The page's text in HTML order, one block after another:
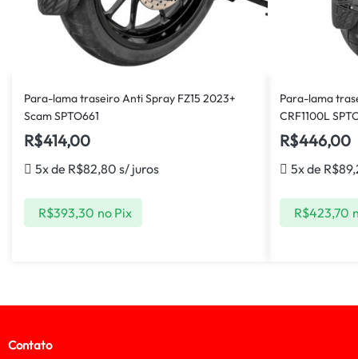
Para-lama traseiro Anti Spray FZ15 2023+
Scam SPTO661
R$414,00
5x de R$82,80 s/ juros
R$393,30 no Pix
Para-lama
CRF1100L
R$446,00
5x de R$
R$423,70
Contato